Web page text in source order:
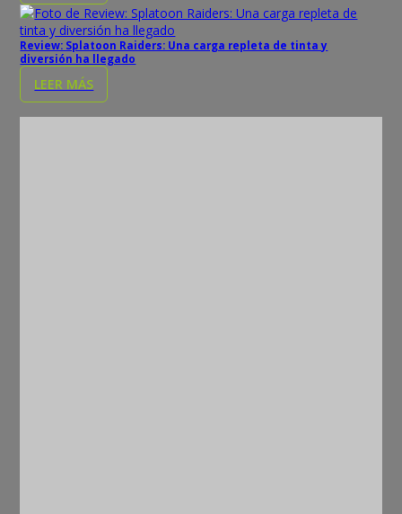
Review: Splatoon Raiders: Una carga repleta de tinta y
diversión ha llegado
LEER MÁS